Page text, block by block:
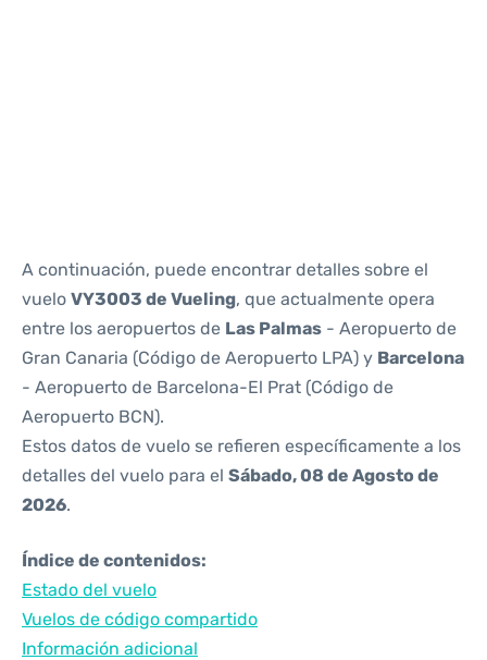
A continuación, puede encontrar detalles sobre el
vuelo VY3003 de Vueling, que actualmente opera
entre los aeropuertos de Las Palmas - Aeropuerto de
Gran Canaria (Código de Aeropuerto LPA) y Barcelona
- Aeropuerto de Barcelona-El Prat (Código de
Aeropuerto BCN).
Estos datos de vuelo se refieren específicamente a los
detalles del vuelo para el Sábado, 08 de Agosto de
2026.
Índice de contenidos:
Estado del vuelo
Vuelos de código compartido
Información adicional